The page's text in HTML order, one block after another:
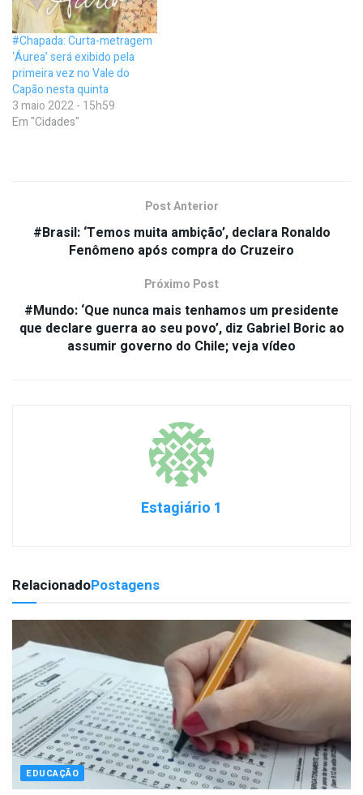
#Chapada: Curta-metragem
‘Áurea’ será exibido pela
primeira vez no Vale do
Capão nesta quinta
3 maio 2022 - 15h59
Em "Cidades"
Post Anterior
#Brasil: ‘Temos muita ambição’, declara Ronaldo
Fenômeno após compra do Cruzeiro
Próximo Post
#Mundo: ‘Que nunca mais tenhamos um presidente
que declare guerra ao seu povo’, diz Gabriel Boric ao
assumir governo do Chile; veja vídeo
Estagiário 1
RelacionadoPostagens
EDUCAÇÃO